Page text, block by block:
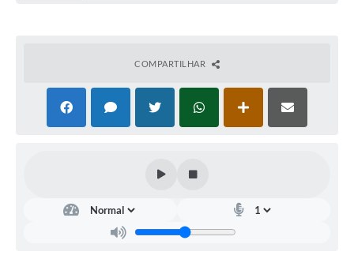
Secretarias
A Prefeitura
Serviço de Informação ao Cidadão (SIC)
COMPARTILHAR